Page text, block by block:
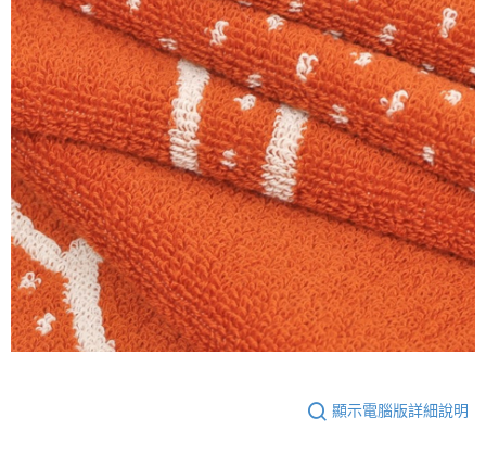
顯示電腦版詳細說明